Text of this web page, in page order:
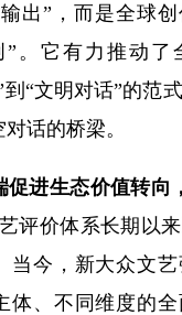
出”，而是全球
”。它有力推动了
到“文明对话”的范
话的桥梁。
促进生态价值转向
评价体系长期以
当今，新大众文艺
体、不同维度的